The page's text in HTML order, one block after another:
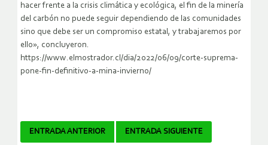
hacer frente a la crisis climática y ecológica, el fin de la minería
del carbón no puede seguir dependiendo de las comunidades
sino que debe ser un compromiso estatal, y trabajaremos por
ello», concluyeron.
https://www.elmostrador.cl/dia/2022/06/09/corte-suprema-
pone-fin-definitivo-a-mina-invierno/
Navegador
ENTRADA ANTERIOR ENTRADA SIGUIENTE